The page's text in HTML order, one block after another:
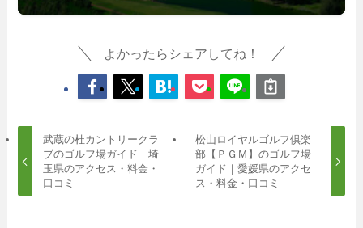
よかったらシェアしてね！
武蔵の杜カントリークラ
ブのゴルフ場ガイド｜埼
玉県のアクセス・料金・
口コミ
松山ロイヤルゴルフ倶楽
部【ＰＧＭ】のゴルフ場
ガイド｜愛媛県のアクセ
ス・料金・口コミ